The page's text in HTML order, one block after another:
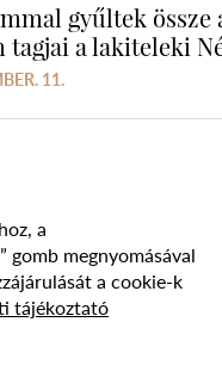
gyűltek össze
tagjai a lakiteleki
11.
Jogi nyilatkozat
FENNTARTVA.
a
gomb megnyomásával
a cookie-k
tájékoztató